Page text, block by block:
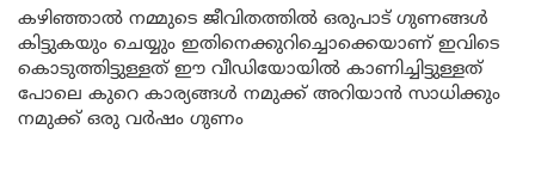
കഴിഞ്ഞാൽ നമ്മുടെ ജീവിതത്തിൽ ഒരുപാട് ഗുണങ്ങൾ
കിട്ടുകയും ചെയ്യും ഇതിനെക്കുറിച്ചൊക്കെയാണ് ഇവിടെ
കൊടുത്തിട്ടുള്ളത് ഈ വീഡിയോയിൽ കാണിച്ചിട്ടുള്ളത്
പോലെ കുറെ കാര്യങ്ങൾ നമുക്ക് അറിയാൻ സാധിക്കും
നമുക്ക് ഒരു വർഷം ഗുണം